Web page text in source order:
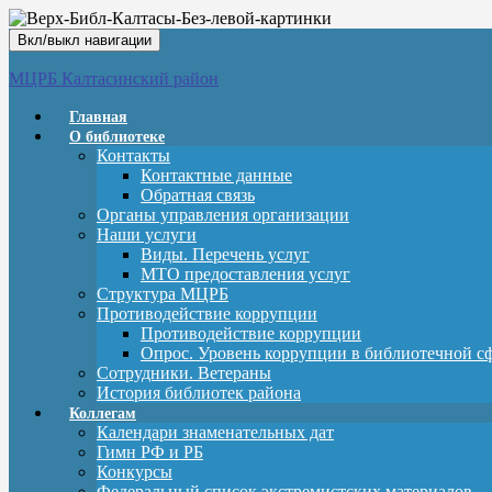
Вкл/выкл навигации
МЦРБ Калтасинский район
Главная
О библиотеке
Контакты
Контактные данные
Обратная связь
Органы управления организации
Наши услуги
Виды. Перечень услуг
МТО предоставления услуг
Структура МЦРБ
Противодействие коррупции
Противодействие коррупции
Опрос. Уровень коррупции в библиотечной
Сотрудники. Ветераны
История библиотек района
Коллегам
Календари знаменательных дат
Гимн РФ и РБ
Конкурсы